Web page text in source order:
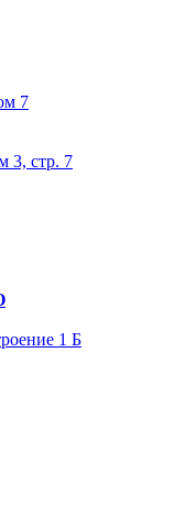
7
3, стр. 7
1 Б